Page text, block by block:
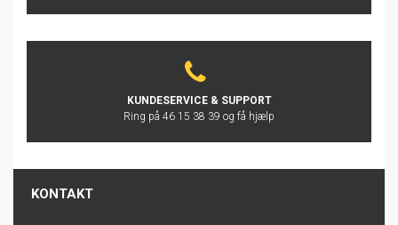
KUNDESERVICE & SUPPORT
Ring på 46 15 38 39 og få hjælp
KONTAKT